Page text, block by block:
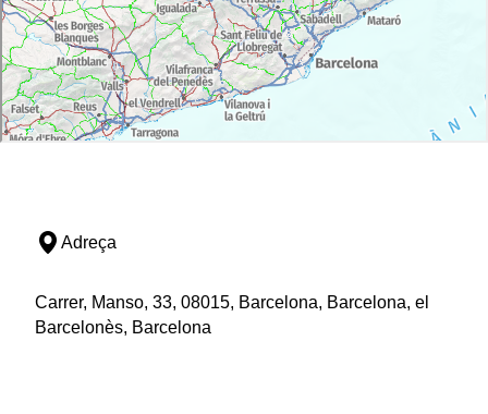
Adreça
Carrer, Manso, 33, 08015, Barcelona, Barcelona, el
Barcelonès, Barcelona